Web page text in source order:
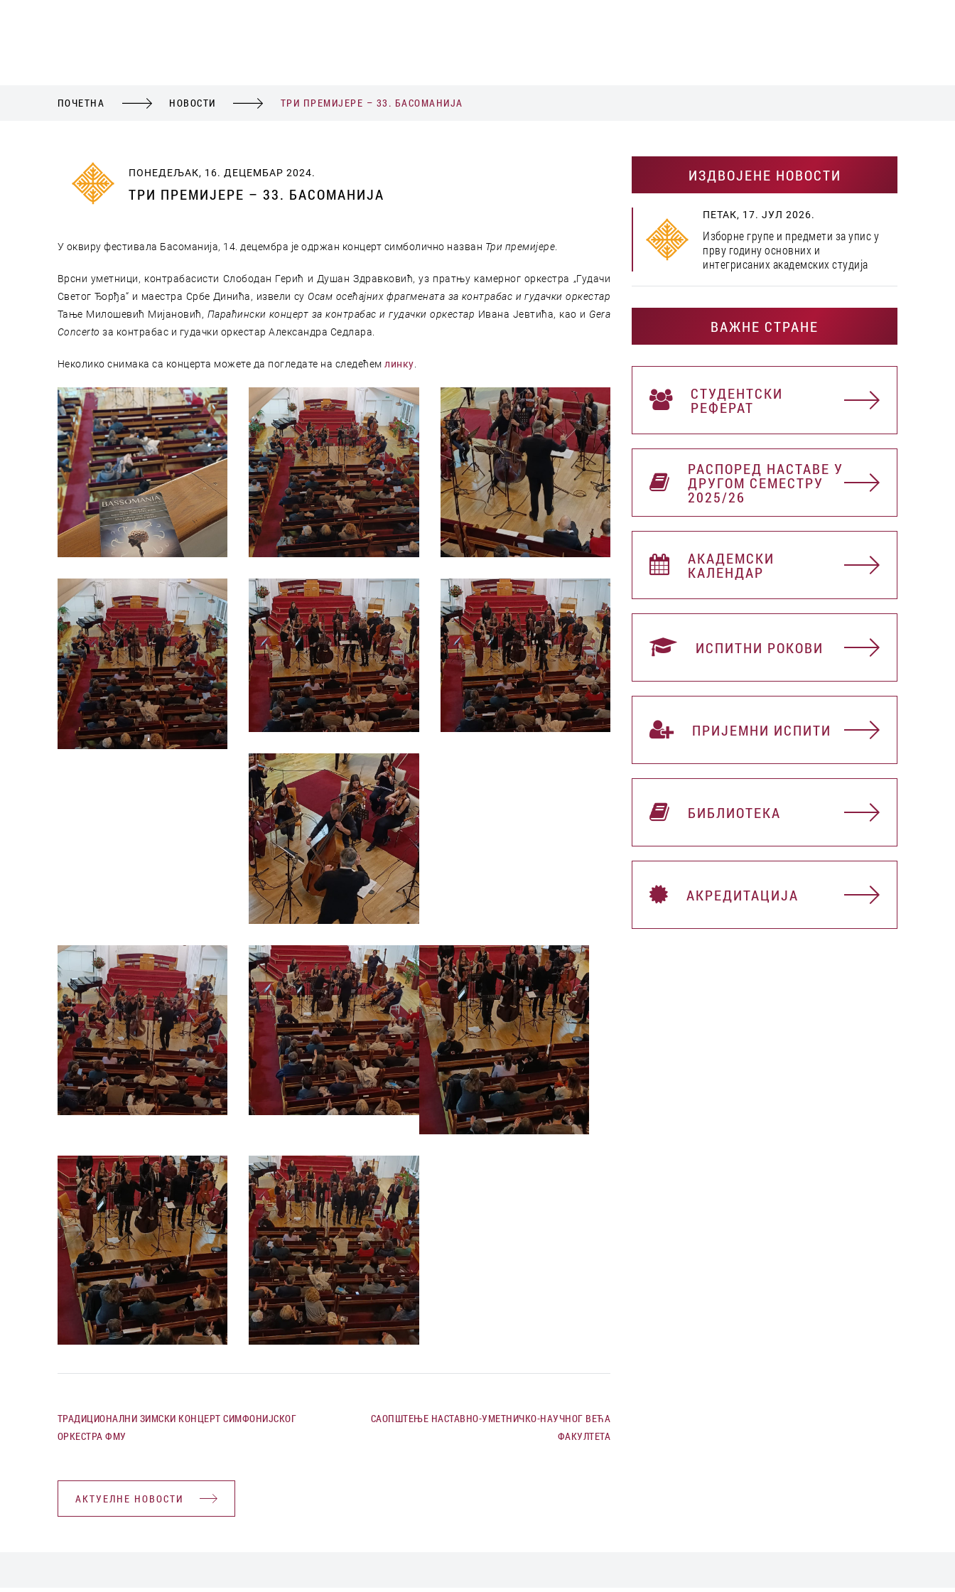
ПОЧЕТНА НОВОСТИ ТРИ ПРЕМИЈЕРЕ – 33. БАСОМАНИЈА
ПОНЕДЕЉАК, 16. ДЕЦЕМБАР 2024.
ТРИ ПРЕМИЈЕРЕ – 33. БАСОМАНИЈА
У оквиру фестивала Басоманија, 14. децембра је одржан концерт симболично назван Три премијере
Врсни уметници, контрабасисти Слободан Герић и Душан Здравковић, уз пратњу камерног оркестра „Гудачи
Светог Ђорђа“ и маестра Србе Динића, извели суОсам осећајних фрагмената за контрабас и гудачки оркестар
Тање Милошевић Мијановић, Параћински концерт за контрабас и гудачки оркестар Ивана Јевтића, као и Gera
Concerto за контрабас и гудачки оркестар Александра Седлара.
Неколико снимака са концерта можете да погледате на следећемлинку
ТРАДИЦИОНАЛНИ ЗИМСКИ КОНЦЕРТ СИМФОНИЈСКОГ
ОРКЕСТРА ФМУ
САОПШТЕЊЕ НАСТАВНО-УМЕТНИЧКО-НАУЧНОГ ВЕЋА
ФАКУЛТЕТА
АКТУЕЛНЕ НОВОСТИ
ИЗДВОЈЕНЕ НОВОСТИ
ПЕТАК, 17. ЈУЛ 2026.
Изборне групе и предмети за упис у
прву годину основних и
интегрисаних академских студија
ВАЖНЕ СТРАНЕ
СТУДЕНТСКИ
РЕФЕРАТ
РАСПОРЕД НАСТАВЕ У
ДРУГОМ СЕМЕСТРУ
2025/26
АКАДЕМСКИ
КАЛЕНДАР
ИСПИТНИ РОКОВИ
ПРИЈЕМНИ ИСПИТИ
БИБЛИОТЕКА
АКРЕДИТАЦИЈА